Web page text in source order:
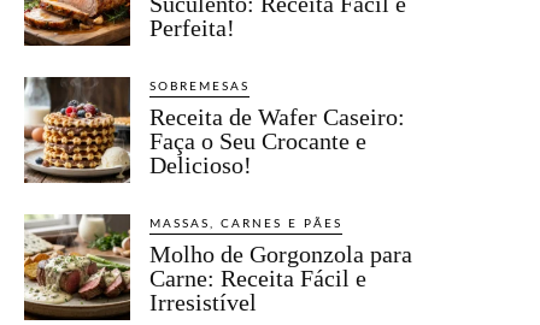
Perfeita!
SOBREMESAS
Receita de Wafer Caseiro:
Faça o Seu Crocante e
Delicioso!
MASSAS, CARNES E PÃES
Molho de Gorgonzola para
Carne: Receita Fácil e
Irresistível